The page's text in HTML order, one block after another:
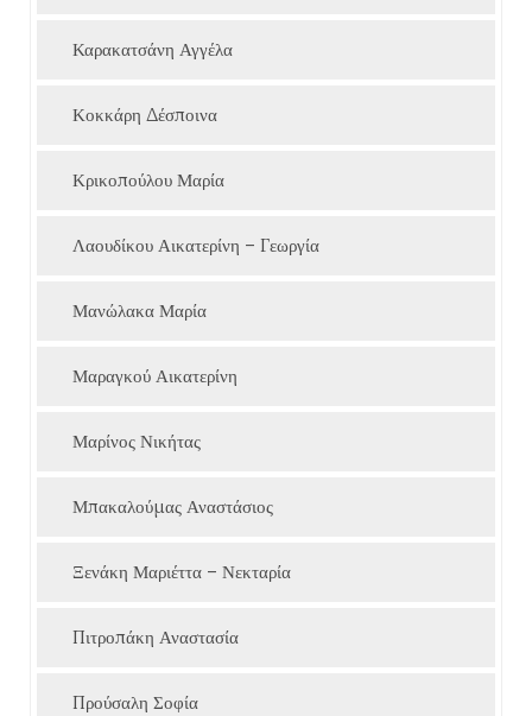
Καρακατσάνη Αγγέλα
Κοκκάρη Δέσποινα
Κρικοπούλου Μαρία
Λαουδίκου Αικατερίνη – Γεωργία
Μανώλακα Μαρία
Μαραγκού Αικατερίνη
Μαρίνος Νικήτας
Μπακαλούμας Αναστάσιος
Ξενάκη Μαριέττα – Νεκταρία
Πιτροπάκη Αναστασία
Προύσαλη Σοφία